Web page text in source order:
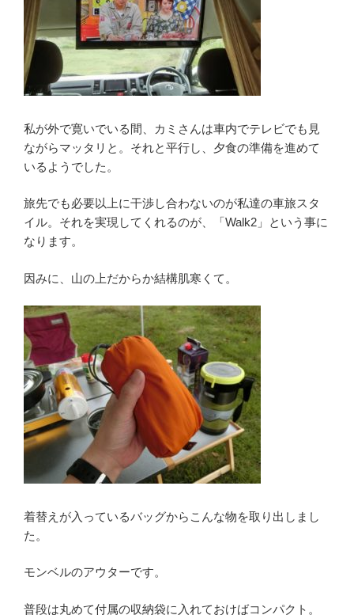
私が外で寛いでいる間、カミさんは車内でテレビでも見
ながらマッタリと。それと平行し、夕食の準備を進めて
いるようでした。
旅先でも必要以上に干渉し合わないのが私達の車旅スタ
イル。それを実現してくれるのが、「Walk2」という事に
なります。
因みに、山の上だからか結構肌寒くて。
着替えが入っているバッグからこんな物を取り出しまし
た。
モンベルのアウターです。
普段は丸めて付属の収納袋に入れておけばコンパクト。